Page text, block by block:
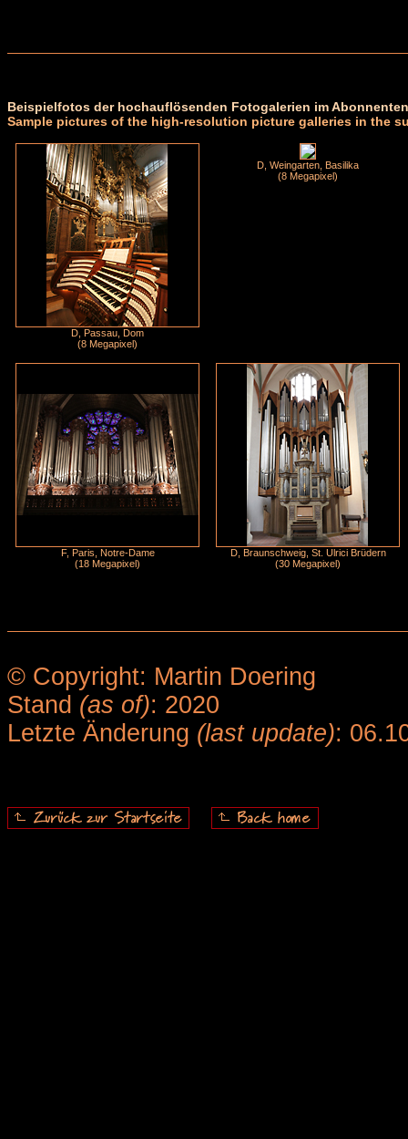
Beispielfotos der hochauflösenden Fotogalerien im
Sample pictures of the high-resolution picture galleries in the
D, Passau, Dom
(8 Megapixel)
D, Weingarten, Basilika
(8 Megapixel)
F, Paris, Notre-Dame
(18 Megapixel)
D, Braunschweig, St. Ulrici Brüdern
(30 Megapixel)
© Copyright: Martin Doering
Stand (as of): 2020
Letzte Änderung (last update):